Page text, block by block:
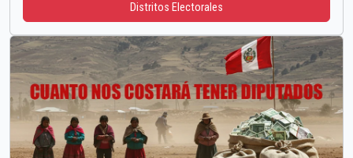
Distritos Electorales